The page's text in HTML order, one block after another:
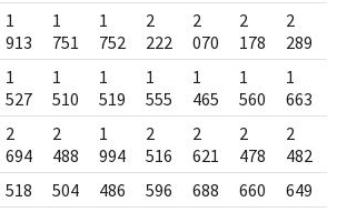
1
913
1
751
1
752
2
222
2
070
2
178
2
289
1
527
1
510
1
519
1
555
1
465
1
560
1
663
2
694
2
488
1
994
2
516
2
621
2
478
2
482
518 504 486 596 688 660 649